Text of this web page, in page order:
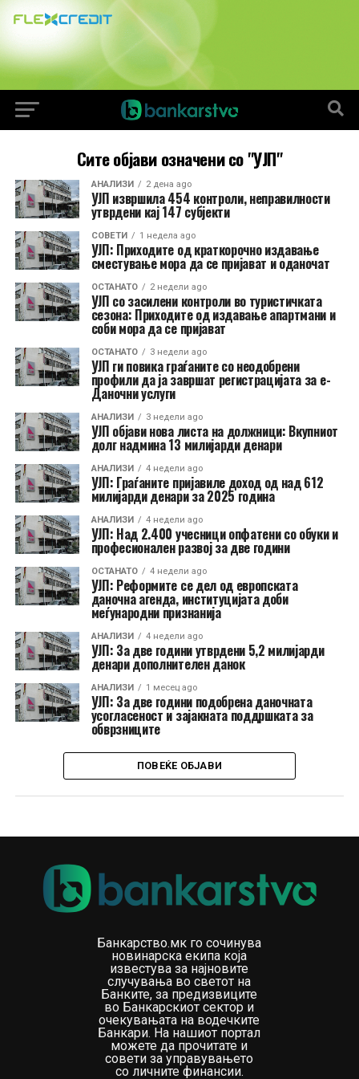
Сите објави означени со "УЈП"
АНАЛИЗИ 2 дена ago
УЈП извршила 454 контроли, неправилности
утврдени кај 147 субјекти
СОВЕТИ 1 недела ago
УЈП: Приходите од краткорочно издавање
сместување мора да се пријават и оданочат
ОСТАНАТО 2 недели ago
УЈП со засилени контроли во туристичката
сезона: Приходите од издавање апартмани и
соби мора да се пријават
ОСТАНАТО 3 недели ago
УЈП ги повика граѓаните со неодобрени
профили да ја завршат регистрацијата за е-
Даночни услуги
АНАЛИЗИ 3 недели ago
УЈП објави нова листа на должници: Вкупниот
долг надмина 13 милијарди денари
АНАЛИЗИ 4 недели ago
УЈП: Граѓаните пријавиле доход од над 612
милијарди денари за 2025 година
АНАЛИЗИ 4 недели ago
УЈП: Над 2.400 учесници опфатени со обуки и
професионален развој за две години
ОСТАНАТО 4 недели ago
УЈП: Реформите се дел од европската
даночна агенда, институцијата доби
меѓународни признанија
АНАЛИЗИ 4 недели ago
УЈП: За две години утврдени 5,2 милијарди
денари дополнителен данок
АНАЛИЗИ 1 месец ago
УЈП: За две години подобрена даночната
усогласеност и зајакната поддршката за
обврзниците
ПОВЕЌЕ ОБЈАВИ
Банкарство.мк го сочинува
новинарска екипа која
известува за најновите
случувања во светот на
Банките, за предизвиците
во Банкарскиот сектор и
очекувањата на водечките
Банкари. На нашиот портал
можете да прочитате и
совети за управувањето
со личните финансии.